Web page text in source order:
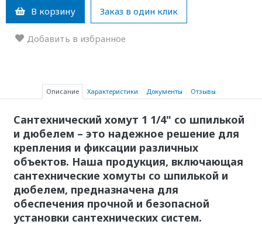
В корзину Заказ в один клик
Добавить в избранное
Описание Характеристики Документы Отзывы
Сантехнический хомут 1 1/4" со шпилькой
и дюбелем – это надежное решение для
крепления и фиксации различных
объектов. Наша продукция, включающая
сантехнические хомуты со шпилькой и
дюбелем, предназначена для
обеспечения прочной и безопасной
установки сантехнических систем.